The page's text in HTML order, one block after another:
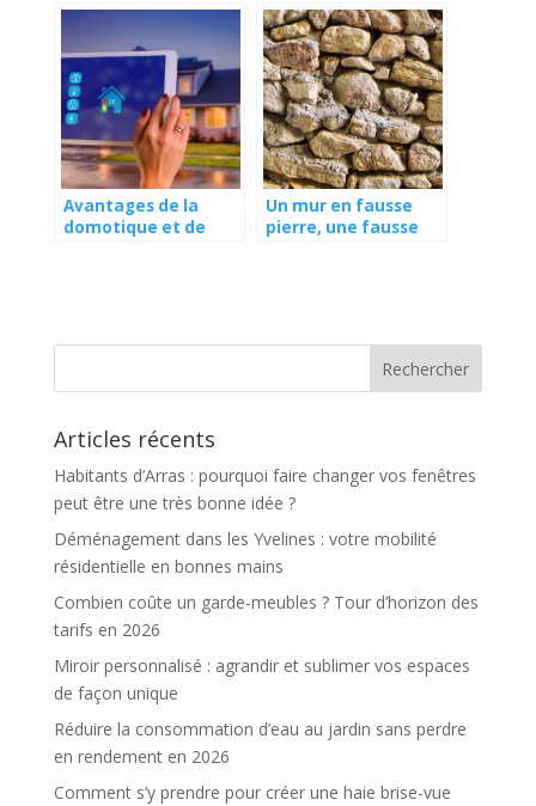
son approche
humaine
de résilience face
aux étés secs
Avantages de la
domotique et de
Un mur en fausse
pierre, une fausse
Articles récents
Habitants d’Arras : pourquoi faire changer vos fenêtres
peut être une très bonne idée ?
Déménagement dans les Yvelines : votre mobilité
résidentielle en bonnes mains
Combien coûte un garde-meubles ? Tour d’horizon des
tarifs en 2026
Miroir personnalisé : agrandir et sublimer vos espaces
de façon unique
Réduire la consommation d’eau au jardin sans perdre
en rendement en 2026
Comment s’y prendre pour créer une haie brise-vue